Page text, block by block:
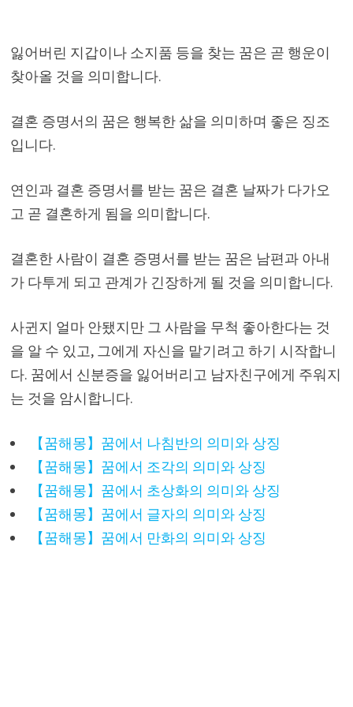
잃어버린 지갑이나 소지품 등을 찾는 꿈은 곧 행운이
찾아올 것을 의미합니다.
결혼 증명서의 꿈은 행복한 삶을 의미하며 좋은 징조
입니다.
연인과 결혼 증명서를 받는 꿈은 결혼 날짜가 다가오
고 곧 결혼하게 됨을 의미합니다.
결혼한 사람이 결혼 증명서를 받는 꿈은 남편과 아내
가 다투게 되고 관계가 긴장하게 될 것을 의미합니다.
사귄지 얼마 안됐지만 그 사람을 무척 좋아한다는 것
을 알 수 있고, 그에게 자신을 맡기려고 하기 시작합니
다. 꿈에서 신분증을 잃어버리고 남자친구에게 주워지
는 것을 암시합니다.
【꿈해몽】꿈에서 나침반의 의미와 상징
【꿈해몽】꿈에서 조각의 의미와 상징
【꿈해몽】꿈에서 초상화의 의미와 상징
【꿈해몽】꿈에서 글자의 의미와 상징
【꿈해몽】꿈에서 만화의 의미와 상징